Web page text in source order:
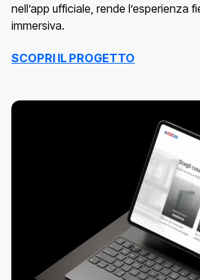
nell’app ufficiale, rende l’esperienza
immersiva.
SCOPRI IL PROGETTO